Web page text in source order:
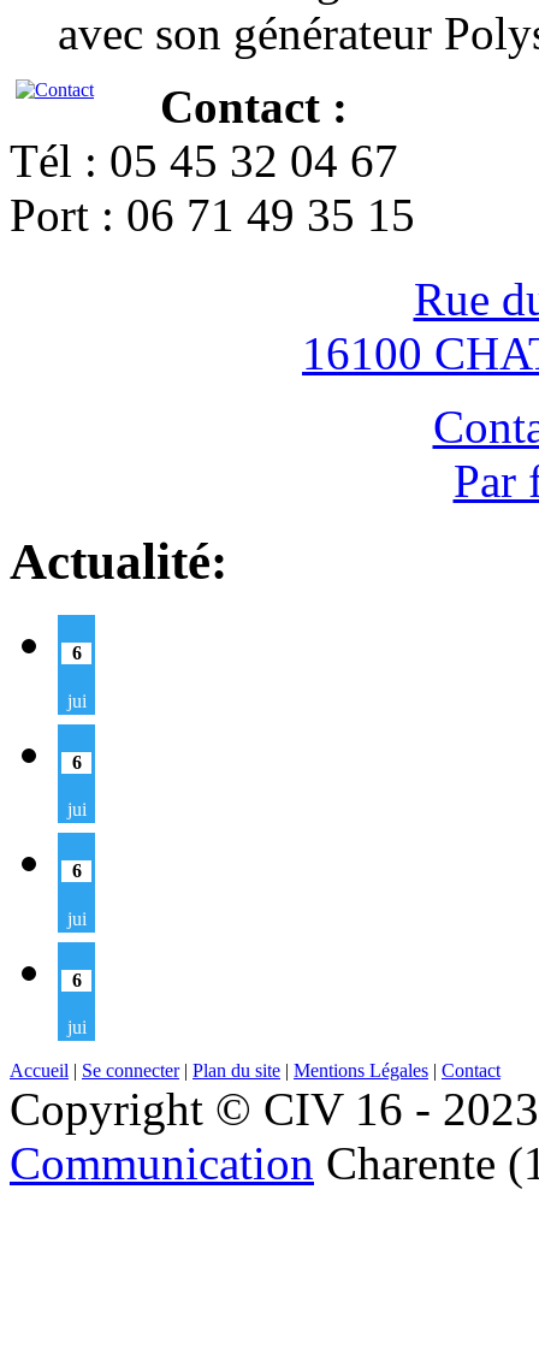
avec son générateur
Contact :
Tél : 05 45 32 04 67
Port : 06 71 49 35 15
Rue
16100
Par
Actualité:
6
jui
6
jui
6
jui
6
jui
Accueil | Se connecter| Plan du site | Mentions Légales | Contact
Copyright © CIV 16 -
Communication Charente